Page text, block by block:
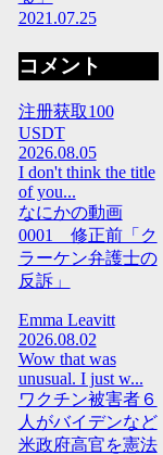
2021.07.25
コメント
注册获取100
USDT
2026.08.05
I don't think the title
of you...
なにかの動画
0001 修正前「ク
ラーケン弁護士の
反訴」
Emma Leavitt
2026.08.02
Wow that was
unusual. I just w...
ワクチン被害者６
人がバイデンなど
米政府高官を憲法